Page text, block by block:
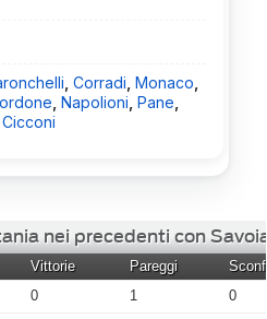
Corradi Monaco
Napolioni Pane
Cicconi
nei precedenti con
Vittorie Pareggi
0 1
0